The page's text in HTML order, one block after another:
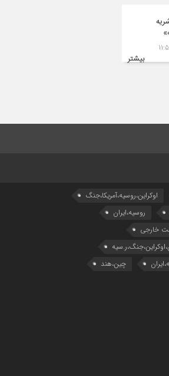
بیشتر
اوکراین،روسیه،آمریکا،جنگ
روسیه،ایران
خارجی
چین،هند